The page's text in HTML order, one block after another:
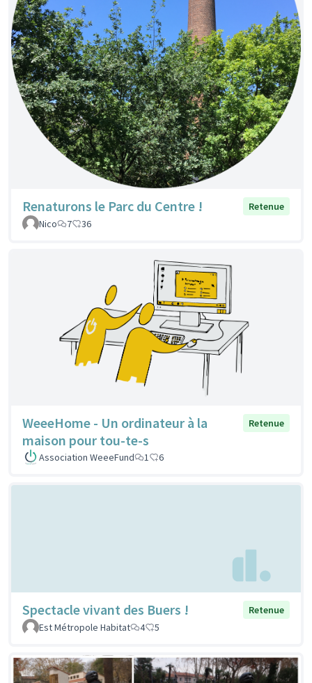
Renaturons le Parc du Centre !
Retenue
Nico
7 36
WeeeHome - Un ordinateur à la
maison pour tou-te-s
Retenue
Association WeeeFund 1 6
Spectacle vivant des Buers !
Retenue
Est Métropole Habitat
4 5